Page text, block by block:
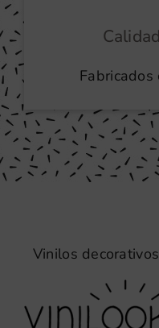
Fabricados
Vinilos decorativos